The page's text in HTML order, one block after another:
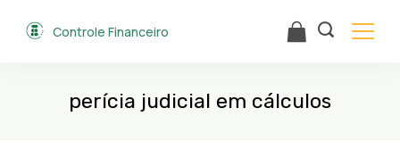
Controle Financeiro
perícia judicial em cálculos